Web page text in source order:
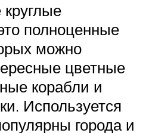
полноценные
можно
цветные
корабли и
Используется
города и